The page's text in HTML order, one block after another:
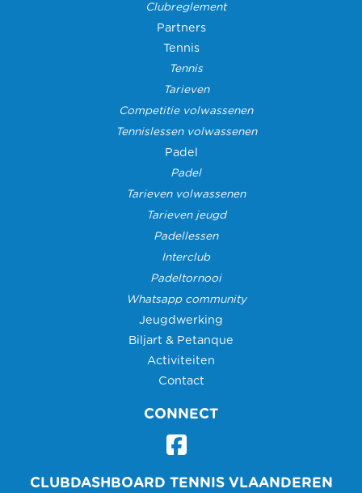
Clubreglement
Partners
Tennis
Tennis
Tarieven
Competitie volwassenen
Tennislessen volwassenen
Padel
Padel
Tarieven volwassenen
Tarieven jeugd
Padellessen
Interclub
Padeltornooi
Whatsapp community
Jeugdwerking
Biljart & Petanque
Activiteiten
Contact
CONNECT
CLUBDASHBOARD TENNIS VLAANDEREN